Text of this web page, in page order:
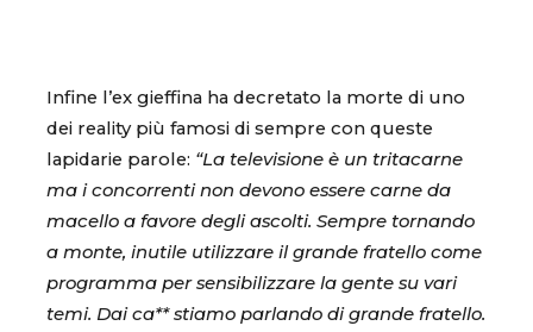
Infine l’ex gieffina ha decretato la morte di uno
dei reality più famosi di sempre con queste
lapidarie parole: “La televisione è un tritacarne
ma i concorrenti non devono essere carne da
macello a favore degli ascolti. Sempre tornando
a monte, inutile utilizzare il grande fratello come
programma per sensibilizzare la gente su vari
temi. Dai ca** stiamo parlando di grande fratello.